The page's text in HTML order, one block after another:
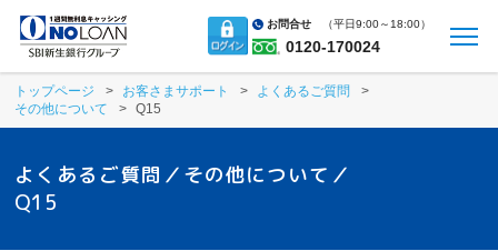
お問合せ （平日9:00～18:00）
0120-170024
トップページ お客さまサポート
よくあるご質問
その他について
Q15
よくあるご質問／その他について／
Q15